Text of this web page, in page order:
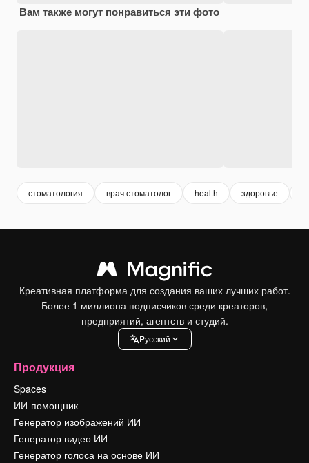
Вам также могут понравиться эти фото
стоматология врач стоматолог health здоровье
Креативная платформа для создания ваших лучших работ.
Более 1 миллиона подписчиков среди креаторов,
предприятий, агентств и студий.
Pусский
Продукция
Spaces
ИИ-помощник
Генератор изображений ИИ
Генератор видео ИИ
Генератор голоса на основе ИИ